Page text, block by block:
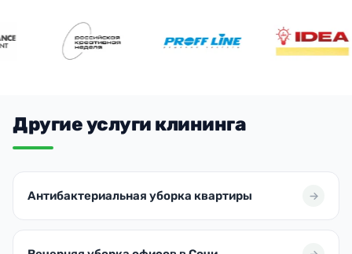
Другие услуги клининга
Антибактериальная уборка квартиры